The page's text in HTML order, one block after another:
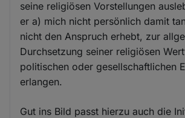
seine religiösen Vorstellungen
er a) mich nicht persönlich damit
nicht den Anspruch erhebt, zur
Durchsetzung seiner religiösen
politischen oder gesellschaftlichen
erlangen.
Gut ins Bild passt hierzu auch die